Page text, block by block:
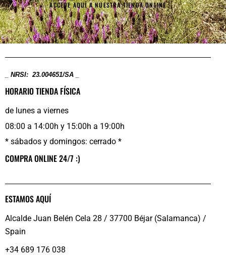
ACCEDE AQUÍ A NUESTRA TIENDA ONLINE
_ NRSI: 23.004651/SA _
HORARIO TIENDA FÍSICA
de lunes a viernes
08:00 a 14:00h y 15:00h a 19:00h
* sábados y domingos: cerrado *
COMPRA ONLINE 24/7 :)
ESTAMOS AQUÍ
Alcalde Juan Belén Cela 28 / 37700 Béjar (Salamanca) /
Spain
+34 689 176 038